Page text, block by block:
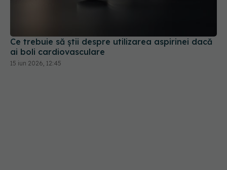
Ce trebuie să știi despre utilizarea aspirinei dacă
ai boli cardiovasculare
15 iun 2026, 12:45